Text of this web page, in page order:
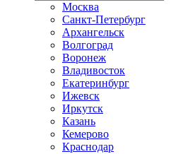
Москва
Санкт-Петербург
Архангельск
Волгоград
Воронеж
Владивосток
Екатеринбург
Ижевск
Иркутск
Казань
Кемерово
Краснодар